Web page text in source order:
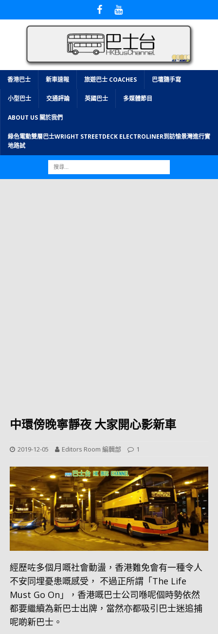
香港巴士 新車速報 旅遊巴士 COACHES 巴壇隨手寫
小型巴士 交通評論 英國巴士 多媒體節目
ABOUT US 關於我們
綠色電動雙層巴士WRIGHT STREETDECK ELECTROLINER到訪愉景灣進行實
地路試
中環傍晚寧靜夜 大家開心影新車
2019-12-05 Editors Room 編輯部 1
經歷咗多個月嘅社會動盪，香港難免會有一種令人
不安同埋憂患嘅感受， 不過正所謂「The Life
Must Go On」，香港嘅巴士公司喺呢個時勢依然
都要繼續為新巴士出牌，當然亦都吸引巴士迷追捕
呢啲新巴士。